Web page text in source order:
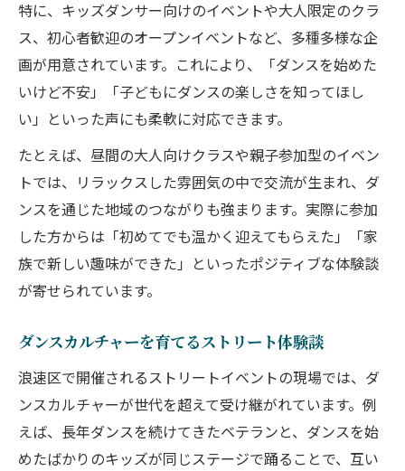
特に、キッズダンサー向けのイベントや大人限定のクラ
ス、初心者歓迎のオープンイベントなど、多種多様な企
画が用意されています。これにより、「ダンスを始めた
いけど不安」「子どもにダンスの楽しさを知ってほし
い」といった声にも柔軟に対応できます。
たとえば、昼間の大人向けクラスや親子参加型のイベン
トでは、リラックスした雰囲気の中で交流が生まれ、ダ
ンスを通じた地域のつながりも強まります。実際に参加
した方からは「初めてでも温かく迎えてもらえた」「家
族で新しい趣味ができた」といったポジティブな体験談
が寄せられています。
ダンスカルチャーを育てるストリート体験談
浪速区で開催されるストリートイベントの現場では、ダ
ンスカルチャーが世代を超えて受け継がれています。例
えば、長年ダンスを続けてきたベテランと、ダンスを始
めたばかりのキッズが同じステージで踊ることで、互い